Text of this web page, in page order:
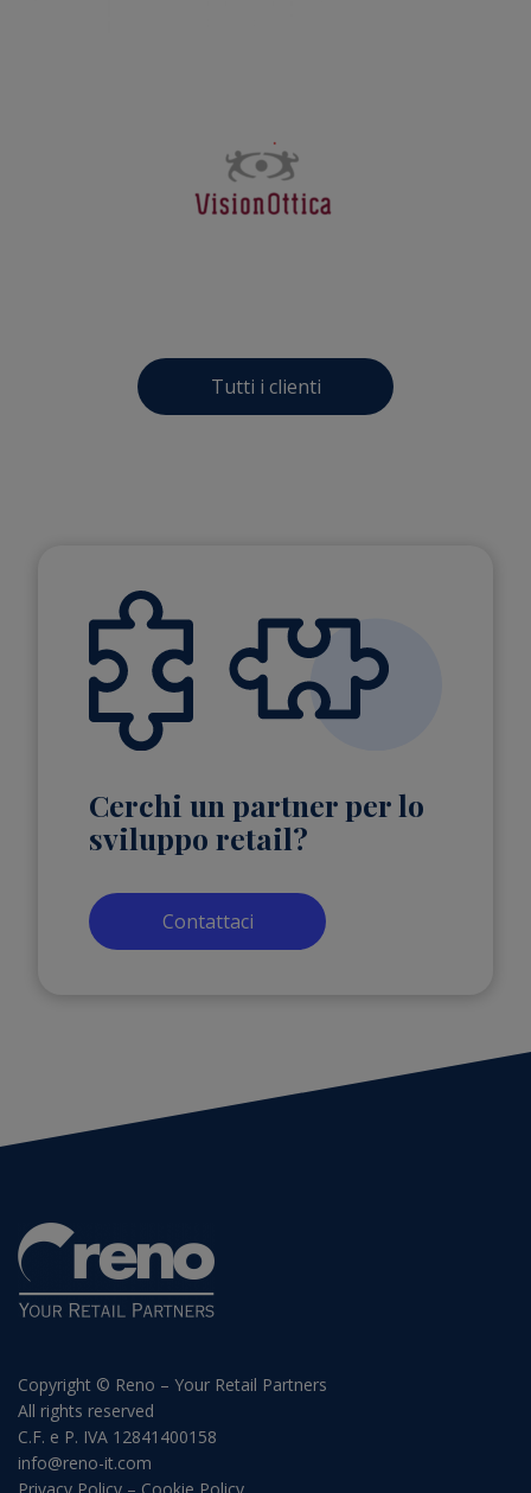
Tutti i clienti
Cerchi un partner per lo
sviluppo retail?
Contattaci
Copyright © Reno – Your Retail Partners
All rights reserved
C.F. e P. IVA 12841400158
info@reno-it.com